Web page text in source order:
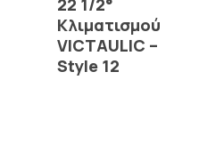
22 1/2°
Κλιματισμού
VICTAULIC –
Style 12